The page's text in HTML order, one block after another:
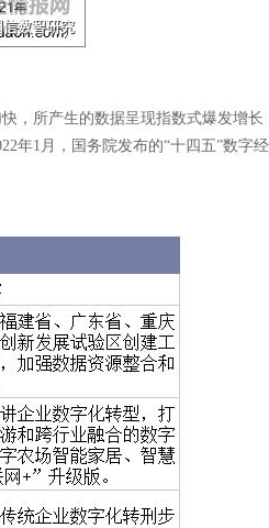
，所产生的数据呈现指数式爆发增长
年1月，国务院发布的“十四五”数字